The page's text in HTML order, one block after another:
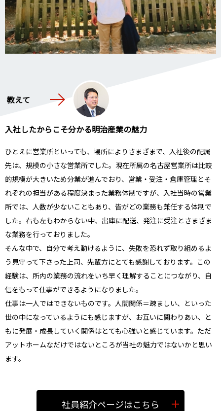
教えて
入社したからこそ分かる明治産業の魅力
ひとえに営業所といっても、場所によりさまざまで、入社後の配属
先は、規模の小さな営業所でした。現在所属の名古屋営業所は比較
的規模が大きいため分業が進んでおり、営業・受注・倉庫管理とそ
れぞれの担当がある程度決まった業務体制ですが、入社当時の営業
所では、人数が少ないこともあり、皆がどの業務も兼任する体制で
した。右も左もわからない中、出庫に配送、発注に受注とさまざま
な業務を行っておりました。
そんな中で、自分で考え動けるように、失敗を恐れず取り組めるよ
う見守って下さった上司、先輩方にとても感謝しております。この
経験は、所内の業務の流れをいち早く理解することにつながり、自
信をもって仕事ができるようになりました。
仕事は一人ではできないものです。人間関係＝疎ましい、といった
世の中になっているようにも感じますが、お互いに関わりあい、と
もに発展・成長していく関係はとても心強いと感じています。ただ
アットホームなだけではないところが当社の魅力ではないかと思い
ます。
社員紹介ページはこちら